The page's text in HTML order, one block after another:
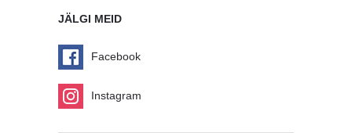
JÄLGI MEID
Facebook
Instagram